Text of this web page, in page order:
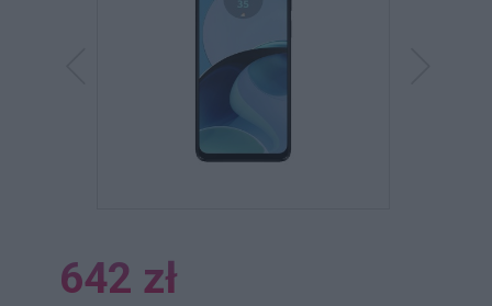
642 zł